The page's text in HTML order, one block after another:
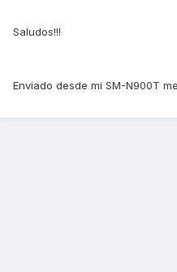
Saludos!!!
Enviado desde mi SM-N900T